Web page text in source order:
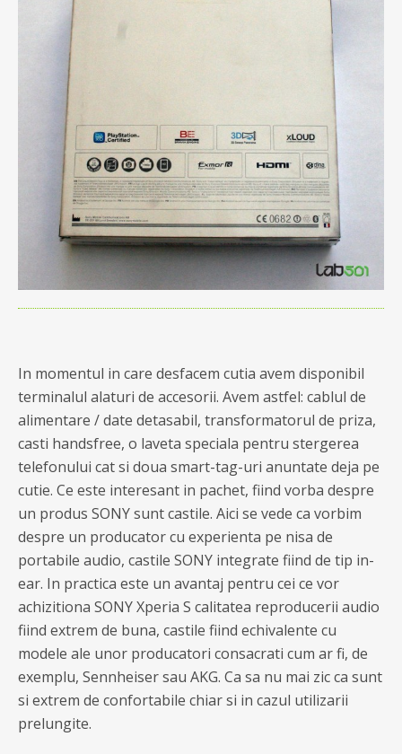
In momentul in care desfacem cutia avem disponibil
terminalul alaturi de accesorii. Avem astfel: cablul de
alimentare / date detasabil, transformatorul de priza,
casti handsfree, o laveta speciala pentru stergerea
telefonului cat si doua smart-tag-uri anuntate deja pe
cutie. Ce este interesant in pachet, fiind vorba despre
un produs SONY sunt castile. Aici se vede ca vorbim
despre un producator cu experienta pe nisa de
portabile audio, castile SONY integrate fiind de tip in-
ear. In practica este un avantaj pentru cei ce vor
achizitiona SONY Xperia S calitatea reproducerii audio
fiind extrem de buna, castile fiind echivalente cu
modele ale unor producatori consacrati cum ar fi, de
exemplu, Sennheiser sau AKG. Ca sa nu mai zic ca sunt
si extrem de confortabile chiar si in cazul utilizarii
prelungite.